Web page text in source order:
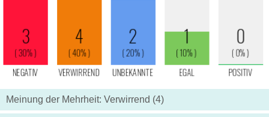
Meinung der Mehrheit: Verwirrend (4)